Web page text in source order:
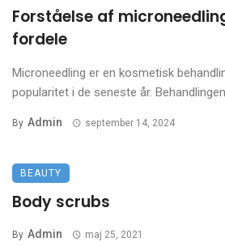
Forståelse af
fordele
Microneedling er en kosmetisk
popularitet i de seneste år.
By Admin september 14, 2024
BEAUTY
Body scrubs
By Admin maj 25, 2021